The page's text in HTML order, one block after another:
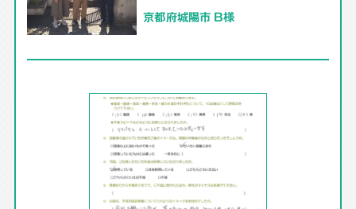
京都府城陽市 B様